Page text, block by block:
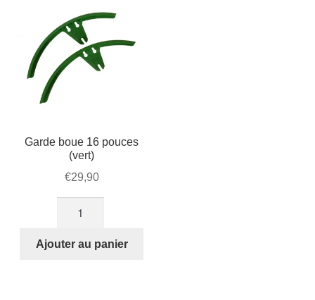
et
SX
Garde boue 16 pouces
(vert)
€29,90
Garde
Ajouter au panier